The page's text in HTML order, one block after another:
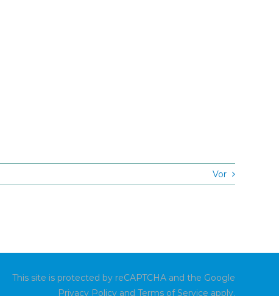
Vor
This site is protected by reCAPTCHA and the Google
Privacy Policy and Terms of Service apply.